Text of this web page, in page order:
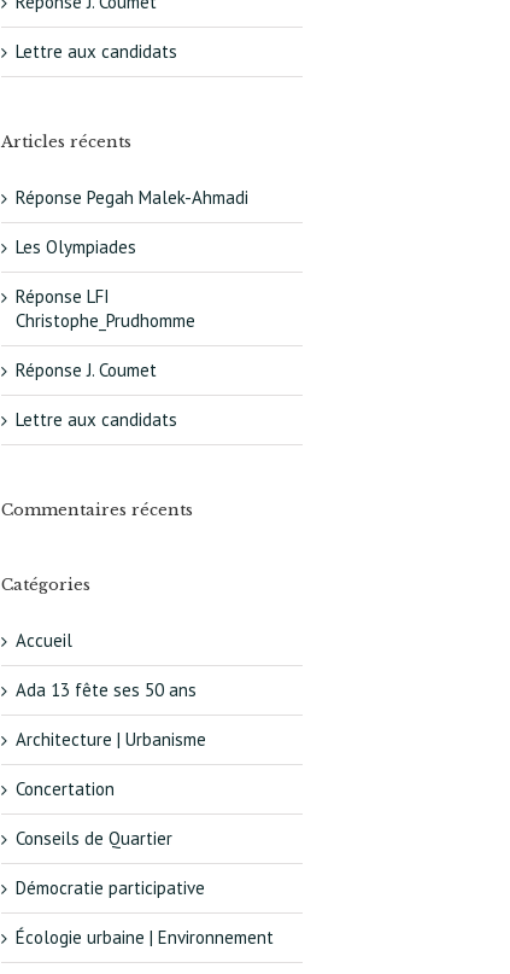
Lettre aux candidats
Articles récents
Réponse Pegah Malek-Ahmadi
Les Olympiades
Réponse LFI
Christophe_Prudhomme
Réponse J. Coumet
Lettre aux candidats
Commentaires récents
Catégories
Accueil
Ada 13 fête ses 50 ans
Architecture | Urbanisme
Concertation
Conseils de Quartier
Démocratie participative
Écologie urbaine | Environnement